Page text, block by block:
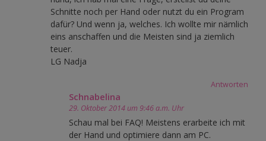
Schnitte noch per Hand oder nutzt du ein Program
dafür? Und wenn ja, welches. Ich wollte mir nämlich
eins anschaffen und die Meisten sind ja ziemlich
teuer.
LG Nadja
Antworten
Schnabelina
29. Oktober 2014 um 9:46 a.m. Uhr
Schau mal bei FAQ! Meistens erarbeite ich mit
der Hand und optimiere dann am PC.